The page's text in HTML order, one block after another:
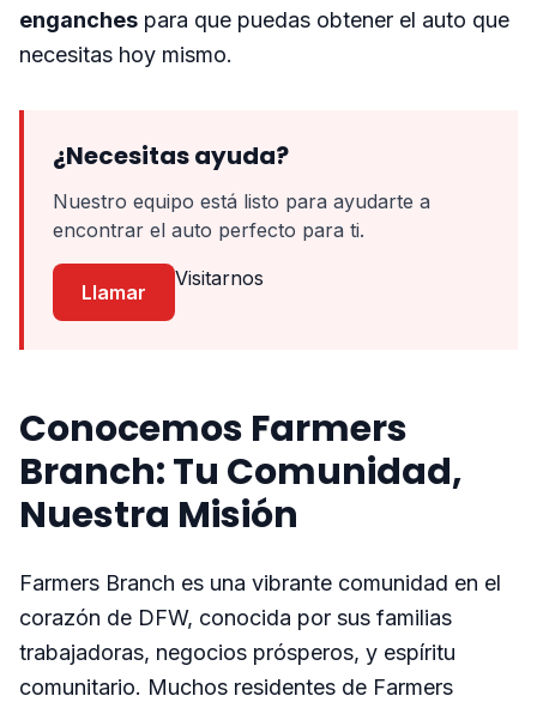
enganches para que puedas obtener el auto que
necesitas hoy mismo.
¿Necesitas ayuda?
Nuestro equipo está listo para ayudarte a
encontrar el auto perfecto para ti.
Llamar
Visitarnos
Conocemos Farmers
Branch: Tu Comunidad,
Nuestra Misión
Farmers Branch es una vibrante comunidad en el
corazón de DFW, conocida por sus familias
trabajadoras, negocios prósperos, y espíritu
comunitario. Muchos residentes de Farmers